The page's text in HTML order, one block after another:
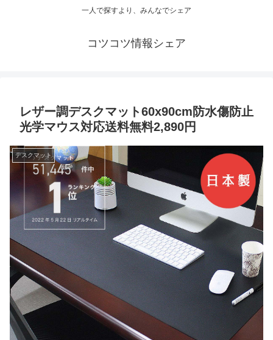
一人で探すより、みんなでシェア
コツコツ情報シェア
レザー調デスクマット60x90cm防水傷防止
光学マウス対応送料無料2,890円
デスクマット